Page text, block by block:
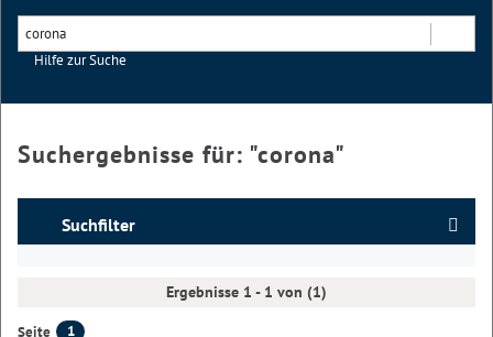
Hilfe zur Suche
Suchergebnisse für: "corona"
Suchfilter
Ergebnisse 1 - 1 von (1)
Seite
1